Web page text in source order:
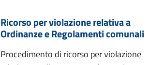
Ricorso per violazione relativa a
Ordinanze e Regolamenti comunali
Procedimento di ricorso per violazione